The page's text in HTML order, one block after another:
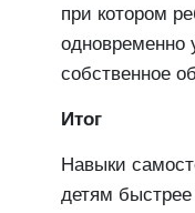
при котором
одновременно
собственное
Итог
Навыки
детям